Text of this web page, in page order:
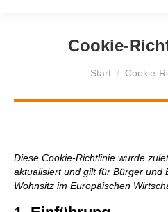
Cookie-
Start Cookie-
Diese Cookie-Richtlinie wurde
aktualisiert und gilt für Bürger und
Wohnsitz im Europäischen